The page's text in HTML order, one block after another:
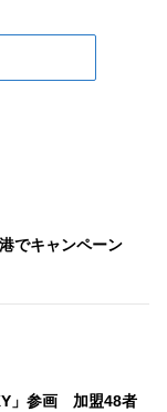
でキャンペーン
」参画 加盟48者